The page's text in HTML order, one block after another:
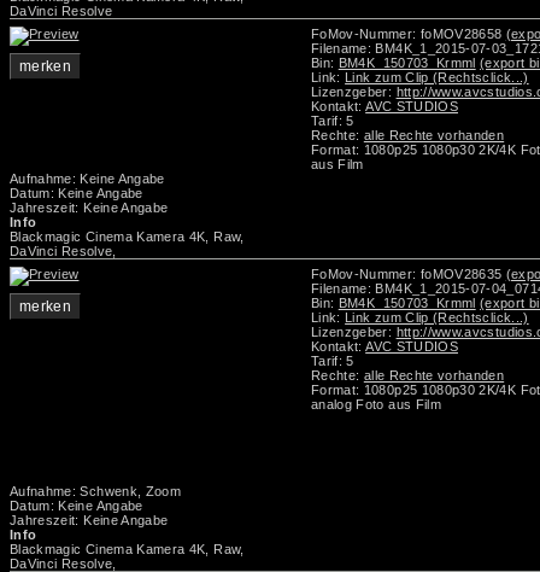
DaVinci Resolve
merken
FoMov-Nummer: foMOV28658
Filename: BM4K_1_2015-07-
Bin: BM4K_150703_Krmml (export
Link: Link zum Clip (Rechtsclick...)
Lizenzgeber: http://
Kontakt:AVC STUDIOS
Tarif: 5
Rechte: alle Rechte vorhanden
Format: 1080p25 1080p30 2K/4K
aus Film
Aufnahme: Keine Angabe
Datum: Keine Angabe
Jahreszeit: Keine Angabe
Info
Blackmagic Cinema Kamera 4K, Raw,
DaVinci Resolve,
merken
FoMov-Nummer: foMOV28635
Filename: BM4K_1_2015-07-
Bin: BM4K_150703_Krmml (export
Link: Link zum Clip (Rechtsclick...)
Lizenzgeber: http://
Kontakt:AVC STUDIOS
Tarif: 5
Rechte: alle Rechte vorhanden
Format: 1080p25 1080p30 2K/4K
analog Foto aus Film
Aufnahme: Schwenk, Zoom
Datum: Keine Angabe
Jahreszeit: Keine Angabe
Info
Blackmagic Cinema Kamera 4K, Raw,
DaVinci Resolve,